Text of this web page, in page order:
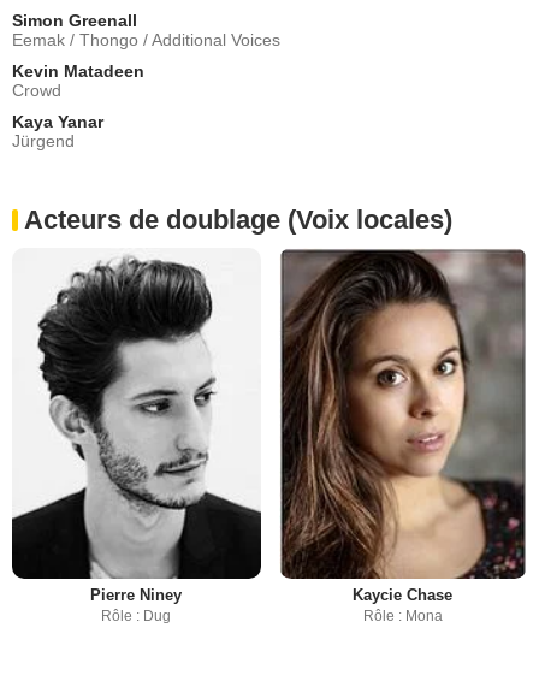
Simon Greenall
Eemak / Thongo / Additional Voices
Kevin Matadeen
Crowd
Kaya Yanar
Jürgend
Acteurs de doublage (Voix locales)
Pierre Niney
Rôle : Dug
Kaycie Chase
Rôle : Mona